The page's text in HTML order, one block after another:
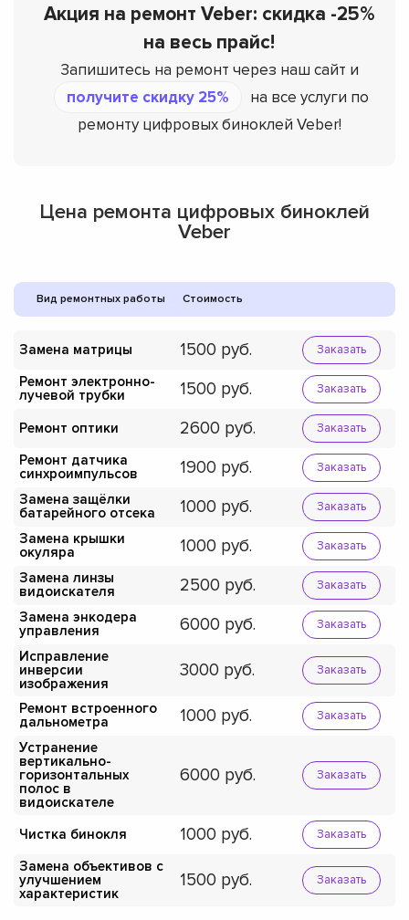
Акция на ремонт Veber: скидка -25%
на весь прайс!
Запишитесь на ремонт через наш сайт и
получите скидку 25%
на все услуги по
ремонту цифровых биноклей Veber!
Цена ремонта цифровых биноклей
Veber
Вид ремонтных работы Стоимость
Замена матрицы 1500 Заказать
Ремонт электронно-
лучевой трубки
1500 Заказать
Ремонт оптики 2600 Заказать
Ремонт датчика
синхроимпульсов
1900 Заказать
Замена защёлки
батарейного отсека
1000 Заказать
Замена крышки
окуляра
1000 Заказать
Замена линзы
видоискателя
2500 Заказать
Замена энкодера
управления
6000 Заказать
Исправление
инверсии
изображения
3000 Заказать
Ремонт встроенного
дальнометра
1000 Заказать
Устранение
вертикально-
горизонтальных
полос в
видоискателе
6000 Заказать
Чистка бинокля 1000 Заказать
Замена объективов с
улучшением
характеристик
1500 Заказать